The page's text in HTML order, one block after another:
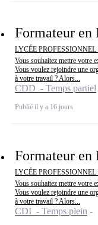
Formateur en
LYCÉE
Vous souhaitez mettre votre
Vous voulez rejoindre une
à votre travail ? Alors...
CDD - Temps partiel
Publié il y a 16 jours
Formateur
LYCÉE
Vous souhaitez mettre votre
Vous voulez rejoindre une
à votre travail ? Alors...
CDI - Temps plein